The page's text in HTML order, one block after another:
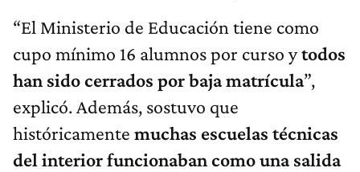
“El Ministerio de Educación tiene como
cupo mínimo 16 alumnos por curso ytodos
han sido cerrados por baja matrícula”,
explicó. Además, sostuvo que
históricamente muchas escuelas técnicas
del interior funcionaban como una salida